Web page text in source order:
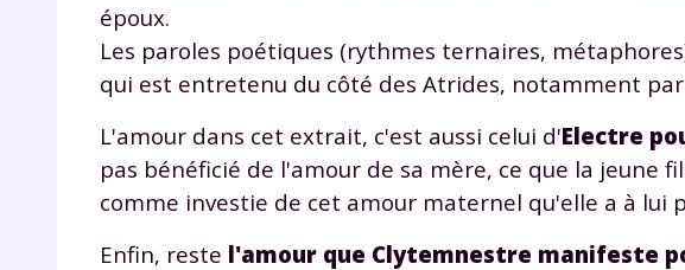
époux.
Les paroles poétiques (rythmes ternaires,
qui est entretenu du côté des Atrides, notamment
L'amour dans cet extrait, c'est aussi celui d'Electre
pas bénéficié de l'amour de sa mère, ce que la jeune
comme investie de cet amour maternel qu'elle a à lui
Enfin, reste l'amour que Clytemnestre manifeste
* Votre code d'accès sera
consentez à ce que vos
marque myMaxicours, afin
vos droits, vous pouvez